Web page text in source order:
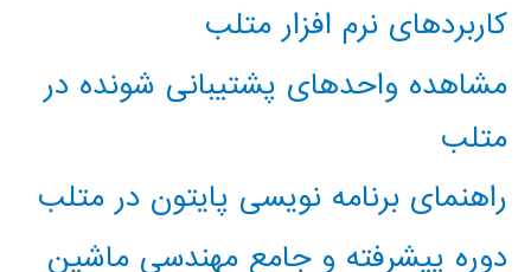
کاربردهای نرم افزار متلب
مشاهده واحدهای پشتیبانی شونده در
متلب
راهنمای برنامه نویسی پایتون در متلب
دوره پیشرفته و جامع مهندسی ماشین